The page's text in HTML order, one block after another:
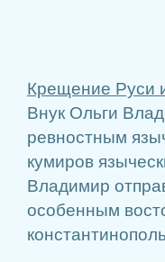
Крещение Руси
Внук Ольги
ревностным
кумиров
Владимир
особенным